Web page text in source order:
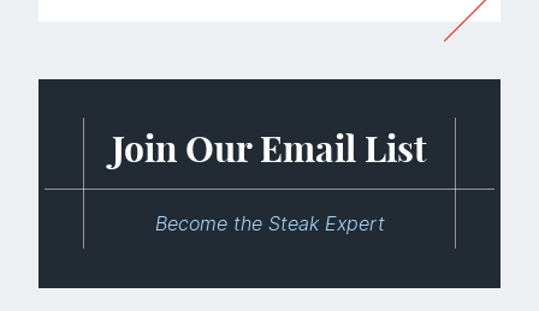
Join Our Email List
Become the Steak Expert